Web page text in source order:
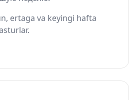
ertaga va keyingi hafta